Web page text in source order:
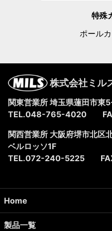
特殊
ポール
株式会社ミル
関東営業所 埼玉県蓮田市東
TEL.048-765-4020
関西営業所 大阪府堺市北区
ベルロッソ1F
TEL.072-240-5225
Home
製品一覧